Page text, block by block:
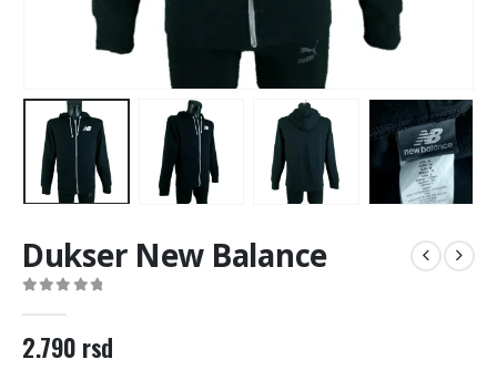
Dukser New Balance
2.790 rsd